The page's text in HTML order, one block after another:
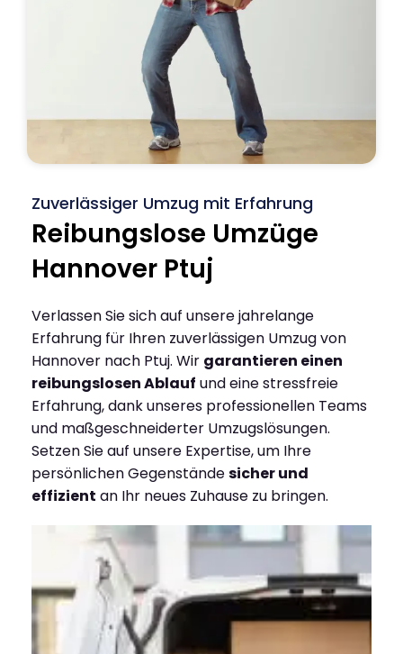
Zuverlässiger Umzug mit Erfahrung
Reibungslose Umzüge
Hannover Ptuj
Verlassen Sie sich auf unsere jahrelange
Erfahrung für Ihren zuverlässigen Umzug von
Hannover nach Ptuj. Wir garantieren einen
reibungslosen Ablauf und eine stressfreie
Erfahrung, dank unseres professionellen Teams
und maßgeschneiderter Umzugslösungen.
Setzen Sie auf unsere Expertise, um Ihre
persönlichen Gegenständesicher und
effizient an Ihr neues Zuhause zu bringen.